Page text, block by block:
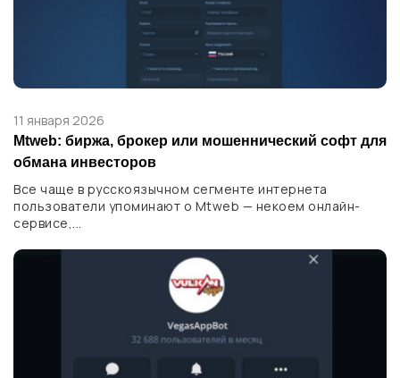
11 января 2026
Mtweb: биржа, брокер или мошеннический софт для
обмана инвесторов
Все чаще в русскоязычном сегменте интернета
пользователи упоминают о Mtweb — некоем онлайн-
сервисе,...